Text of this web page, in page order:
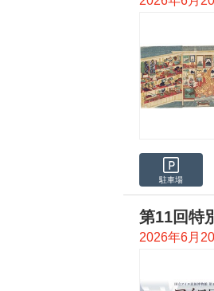
駐車場
第11回特
2026年6月